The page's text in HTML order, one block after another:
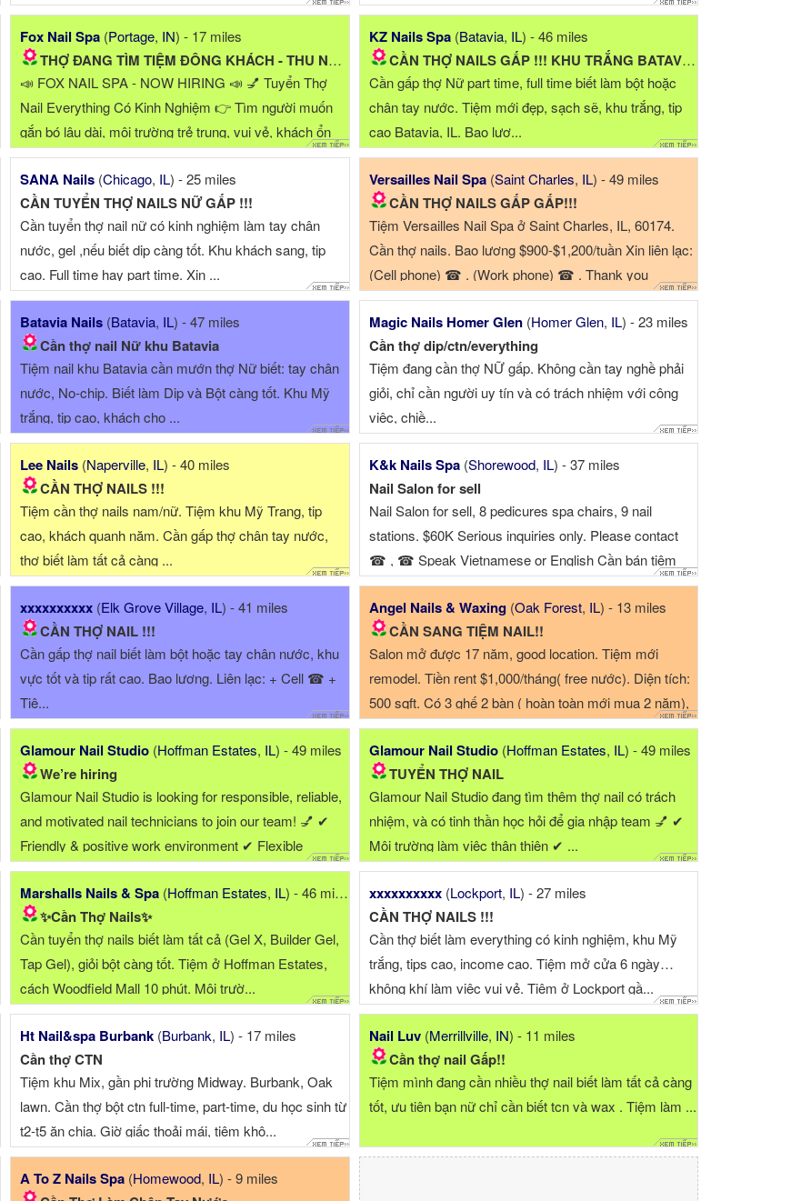
ở cho thợ ở xa, tiệ...
Fox Nail Spa (Portage, IN) - 17 miles
THỢ ĐANG TÌM TIỆM ĐÔNG KHÁCH - THU NHẬP CAO 2500$/weeks...
📣 FOX NAIL SPA - NOW HIRING 📣 💅 Tuyển Thợ
Nail Everything Có Kinh Nghiệm 👉 Tìm người muốn
gắn bó lâu dài, môi trường trẻ trung, vui vẻ, khách ổn
định, ...
KZ Nails Spa (Batavia, IL) - 46 miles
CẦN THỢ NAILS GẤP !!! KHU TRẮNG BATAVIA-IL
Cần gấp thợ Nữ part time, full time biết làm bột hoặc
chân tay nước. Tiệm mới đẹp, sạch sẽ, khu trắng, tip
cao Batavia, IL. Bao lươ...
SANA Nails (Chicago, IL) - 25 miles
CẦN TUYỂN THỢ NAILS NỮ GẤP !!!
Cần tuyển thợ nail nữ có kinh nghiệm làm tay chân
nước, gel ,nếu biết dip càng tốt. Khu khách sang, tip
cao. Full time hay part time. Xin ...
Versailles Nail Spa (Saint Charles, IL) - 49 miles
CẦN THỢ NAILS GẤP GẤP!!!
Tiệm Versailles Nail Spa ở Saint Charles, IL, 60174.
Cần thợ nails. Bao lương $900-$1,200/tuần Xin liên lạc:
(Cell phone) ☎ . (Work phone) ☎ . Thank you
Batavia Nails (Batavia, IL) - 47 miles
Cần thợ nail Nữ khu Batavia
Tiệm nail khu Batavia cần mướn thợ Nữ biết: tay chân
nước, No-chip. Biết làm Dip và Bột càng tốt. Khu Mỹ
trắng, tip cao, khách cho ...
Magic Nails Homer Glen (Homer Glen, IL) - 23 miles
Cần thợ dip/ctn/everything
Tiệm đang cần thợ NỮ gấp. Không cần tay nghề phải
giỏi, chỉ cần người uy tín và có trách nhiệm với công
việc, chiề...
Lee Nails (Naperville, IL) - 40 miles
CẦN THỢ NAILS !!!
Tiệm cần thợ nails nam/nữ. Tiệm khu Mỹ Trang, tip
cao, khách quanh năm. Cần gấp thợ chân tay nước,
thợ biết làm tất cả càng ...
K&k Nails Spa (Shorewood, IL) - 37 miles
Nail Salon for sell
Nail Salon for sell, 8 pedicures spa chairs, 9 nail
stations. $60K Serious inquiries only. Please contact
☎ , ☎ Speak Vietnamese or English Cần bán tiệm
nail, 8 ghế spa, 9 bàn nail. Giá bán $60K. Chỉ ...
xxxxxxxxxx (Elk Grove Village, IL) - 41 miles
CẦN THỢ NAIL !!!
Cần gấp thợ nail biết làm bột hoặc tay chân nước, khu
vực tốt và tip rất cao. Bao lương. Liên lạc: + Cell ☎ +
Tiệ...
Angel Nails & Waxing (Oak Forest, IL) - 13 miles
CẦN SANG TIỆM NAIL!!
Salon mở được 17 năm, good location. Tiệm mới
remodel. Tiền rent $1,000/tháng( free nước). Diện tích:
500 sqft. Có 3 ghế 2 bàn ( hoàn toàn mới mua 2 năm),
có thể ...
Glamour Nail Studio (Hoffman Estates, IL) - 49 miles
We’re hiring
Glamour Nail Studio is looking for responsible, reliable,
and motivated nail technicians to join our team! 💅 ✔
Friendly & positive work environment ✔ Flexible
schedule ✔ Steady clientele ✔ Growth opportunities ✔
Advanced training available We value ATTITUDE and
RELIABILITY more than experience. If you’re ...
Glamour Nail Studio (Hoffman Estates, IL) - 49 miles
TUYỂN THỢ NAIL
Glamour Nail Studio đang tìm thêm thợ nail có trách
nhiệm, và có tinh thần học hỏi để gia nhập team 💅 ✔
Môi trường làm việc thân thiện ✔ ...
Marshalls Nails & Spa (Hoffman Estates, IL) - 46 miles
✨Cần Thợ Nails✨
Cần tuyển thợ nails biết làm tất cả (Gel X, Builder Gel,
Tap Gel), giỏi bột càng tốt. Tiệm ở Hoffman Estates,
cách Woodfield Mall 10 phút. Môi trườ...
xxxxxxxxxx (Lockport, IL) - 27 miles
CẦN THỢ NAILS !!!
Cần thợ biết làm everything có kinh nghiệm, khu Mỹ
trắng, tips cao, income cao. Tiệm mở cửa 6 ngày…
không khí làm việc vui vẻ. Tiệm ở Lockport gầ...
Ht Nail&spa Burbank (Burbank, IL) - 17 miles
Cần thợ CTN
Tiệm khu Mix, gần phi trường Midway. Burbank, Oak
lawn. Cần thợ bột ctn full-time, part-time, du học sinh từ
t2-t5 ăn chia. Giờ giấc thoải mái, tiệm khô...
Nail Luv (Merrillville, IN) - 11 miles
Cần thợ nail Gấp!!
Tiệm mình đang cần nhiều thợ nail biết làm tất cả càng
tốt, ưu tiên bạn nữ chỉ cần biết tcn và wax . Tiệm làm ...
A To Z Nails Spa (Homewood, IL) - 9 miles